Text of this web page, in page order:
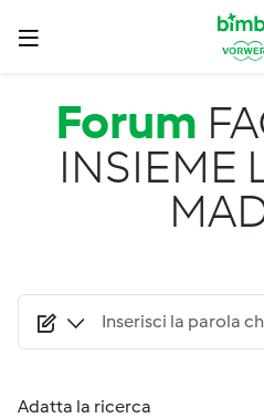
Salta al contenuto principale
Forum
INSIEME
Adatta la ricerca